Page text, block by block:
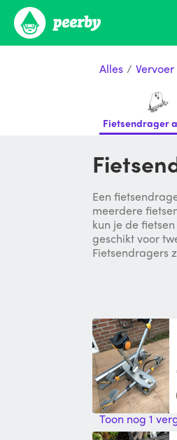
Alles /
Fietsendrager
Een
meerdere
kun je de
geschikt voor
Fietsendragers
Toon nog 1